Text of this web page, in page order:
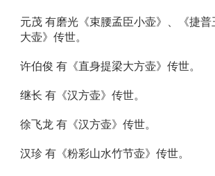
元茂 有磨光《束腰孟臣小壶》、《捷普
大壶》传世。
许伯俊 有《直身提梁大方壶》传世。
继长 有《汉方壶》传世。
徐飞龙 有《汉方壶》传世。
汉珍 有《粉彩山水竹节壶》传世。